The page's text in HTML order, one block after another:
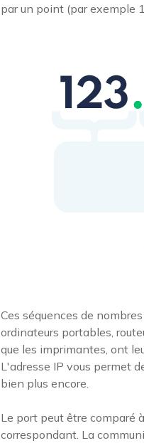
par un point (par exemple
Ces séquences de
ordinateurs portables,
que les imprimantes, ont
L'adresse IP vous permet
bien plus encore.
Le port peut être comparé
correspondant. La